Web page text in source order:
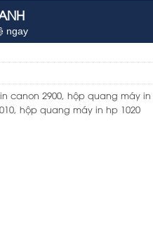
ngay
canon 2900, hộp quang máy
, hộp quang máy in hp 1020